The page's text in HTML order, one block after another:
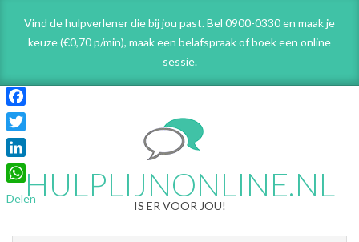
content
Vind de hulpverlener die bij jou past. Bel 0900-0330 en maak je
keuze (€0,70 p/min), maak een belafspraakof boek een online
sessie.
HULPLIJNONLINE.NL
IS ER VOOR JOU!
Facebook
Twitter
LinkedIn
WhatsApp
Delen